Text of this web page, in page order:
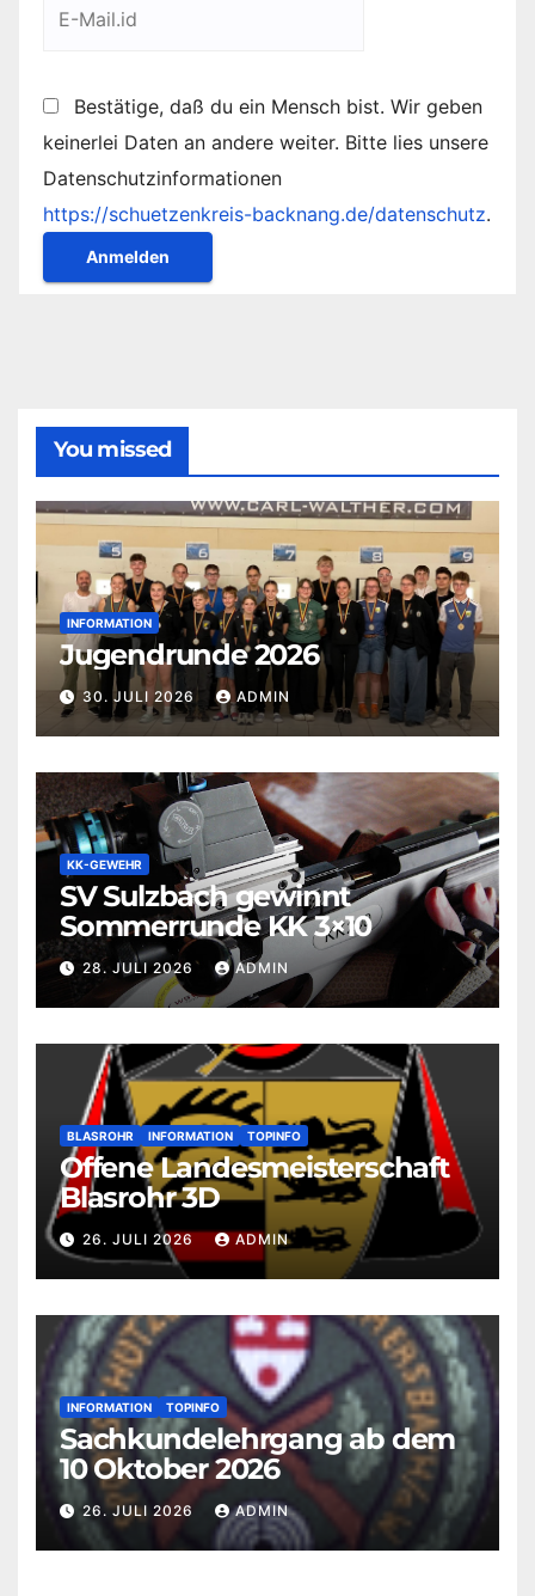
Bestätige, daß du ein Mensch bist. Wir geben
keinerlei Daten an andere weiter. Bitte lies unsere
Datenschutzinformationen
https://schuetzenkreis-backnang.de/datenschutz.
You missed
INFORMATION
Jugendrunde 2026
30. JULI 2026 ADMIN
KK-GEWEHR
SV Sulzbach gewinnt
Sommerrunde KK 3×10
28. JULI 2026 ADMIN
BLASROHR INFORMATION TOPINFO
Offene Landesmeisterschaft
Blasrohr 3D
26. JULI 2026 ADMIN
INFORMATION TOPINFO
Sachkundelehrgang ab dem
10 Oktober 2026
26. JULI 2026 ADMIN